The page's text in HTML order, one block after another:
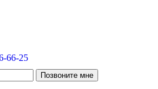
66-25
Позвоните мне